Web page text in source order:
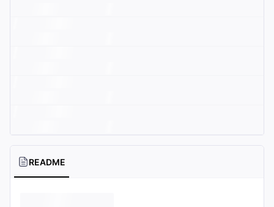
README